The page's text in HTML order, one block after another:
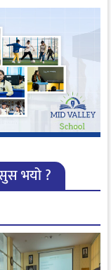
भयो ?